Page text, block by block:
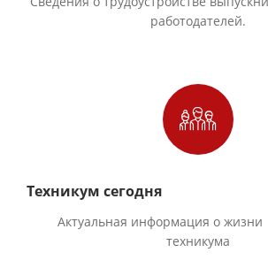
работодателей.
Техникум сегодня
Актуальная информация о
техникума